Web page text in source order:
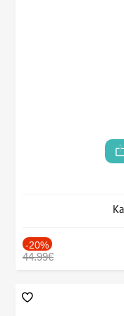
-20%
44.99€